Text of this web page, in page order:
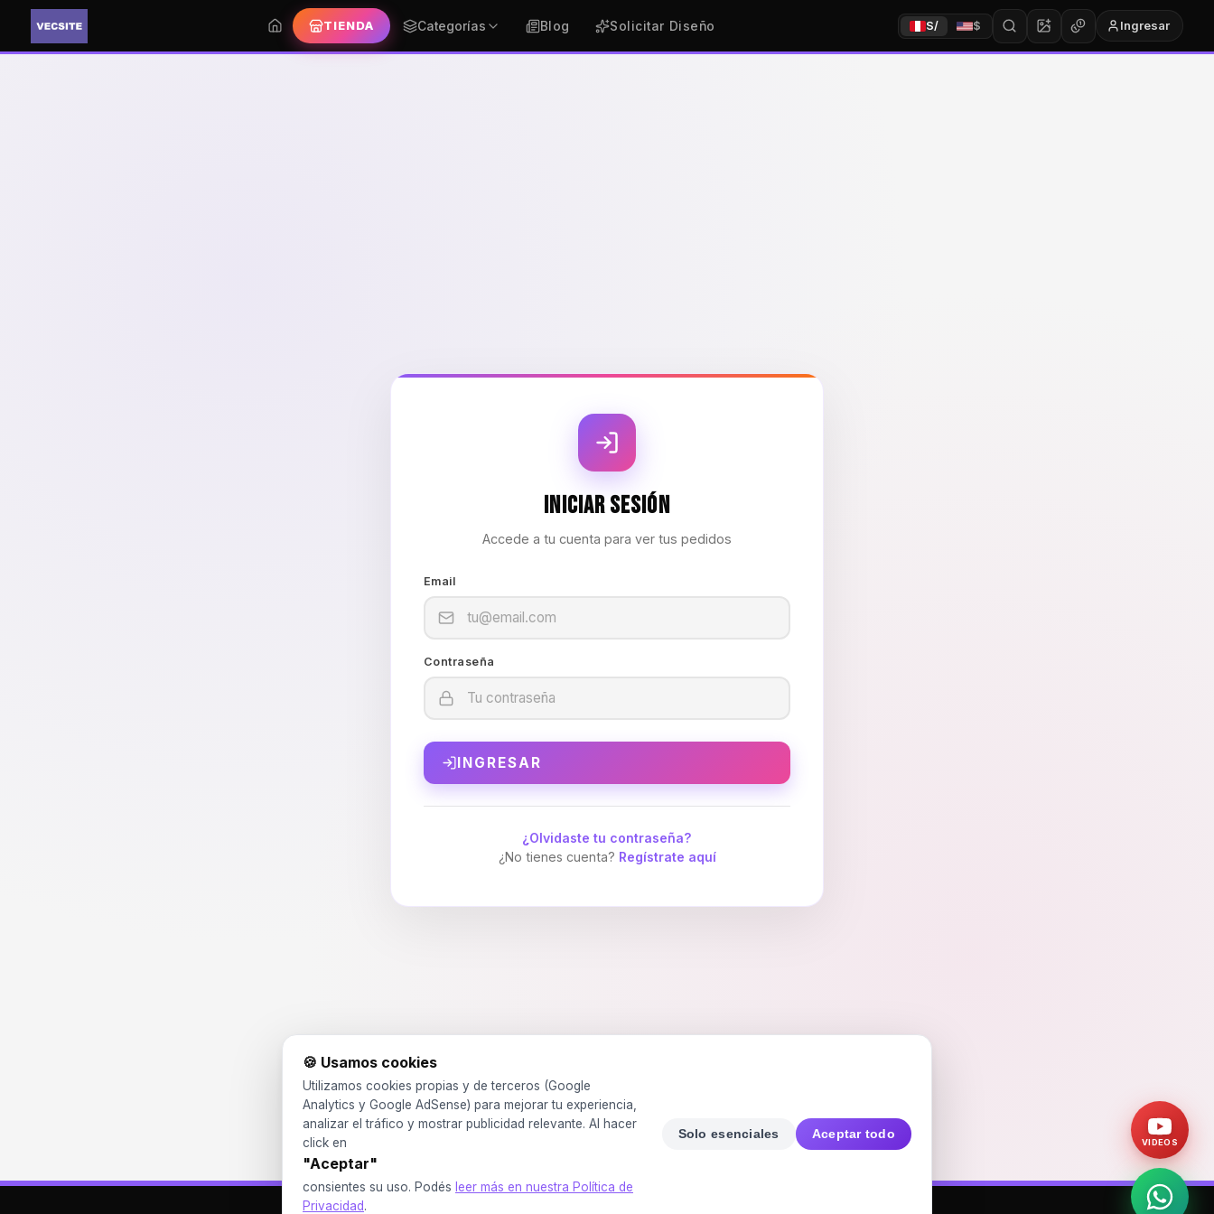
TIENDA Categorías Blog Solicitar Diseño S/ $ Ingresar
Iniciar Sesión
Accede a tu cuenta para ver tus pedidos
Email
Contraseña
INGRESAR
¿Olvidaste tu contraseña?
¿No tienes cuenta? Regístrate aquí
VIDEOS
🍪 Usamos cookies
Utilizamos cookies propias y de terceros (Google
Analytics y Google AdSense) para mejorar tu experiencia,
analizar el tráfico y mostrar publicidad relevante. Al hacer
click en
"Aceptar"
consientes su uso. Podés leer más en nuestra Política de
Privacidad.
Solo esenciales Aceptar todo